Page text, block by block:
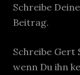
Schreibe
Beitrag.
Schreibe Gert
wenn Du ihn